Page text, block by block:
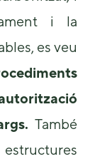
i la
es veu
També